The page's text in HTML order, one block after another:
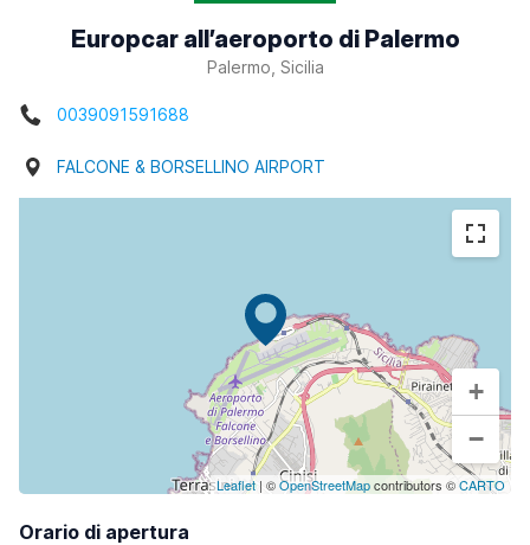
Europcar all’aeroporto di Palermo
Palermo, Sicilia
0039091591688
FALCONE & BORSELLINO AIRPORT
+
−
Leaflet| ©OpenStreetMapcontributors ©CARTO
Orario di apertura